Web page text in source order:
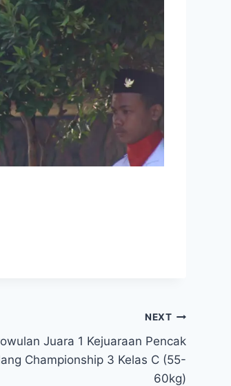
NEXT
Juara 1 Kejuaraan Pencak
Championship 3 Kelas C (55-
60kg)